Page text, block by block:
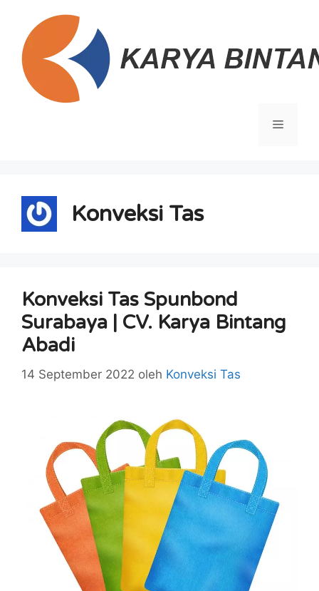
Menu
Konveksi Tas
Konveksi Tas Spunbond
Surabaya | CV. Karya Bintang
Abadi
14 September 2022 oleh Konveksi Tas